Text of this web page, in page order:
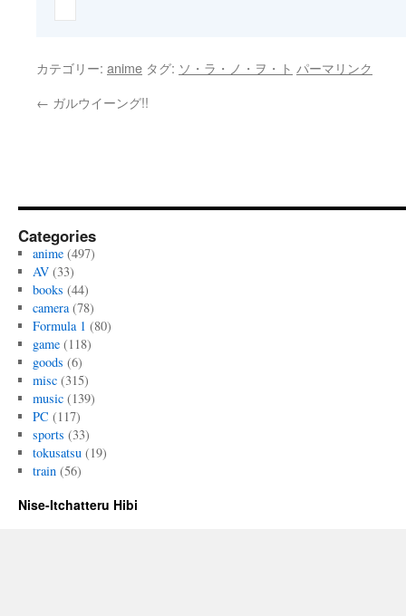
カテゴリー: anime タグ: ソ・ラ・ノ・ヲ・ト パーマリンク
← ガルウイーング!!
Categories
anime(497)
AV(33)
books (44)
camera(78)
Formula 1 (80)
game(118)
goods (6)
misc(315)
music(139)
PC (117)
sports (33)
tokusatsu(19)
train(56)
Nise-Itchatteru Hibi